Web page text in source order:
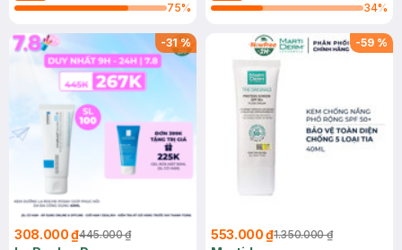
75%
34%
-31%
308.000 ₫445.000 ₫
-59 %
553.000 ₫1.350.000 ₫